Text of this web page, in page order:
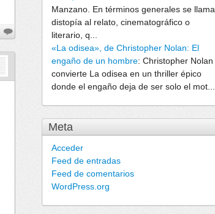
Manzano. En términos generales se llama
distopía al relato, cinematográfico o
literario, q...
«La odisea», de Christopher Nolan: El
engaño de un hombre:Christopher Nolan
convierte La odisea en un thriller épico
donde el engaño deja de ser solo el mot...
Meta
Acceder
Feed de entradas
Feed de comentarios
WordPress.org